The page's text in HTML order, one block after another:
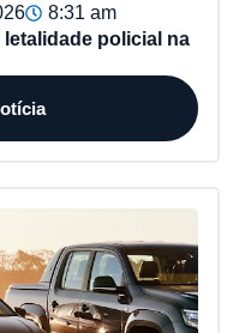
8:31 am
letalidade policial na